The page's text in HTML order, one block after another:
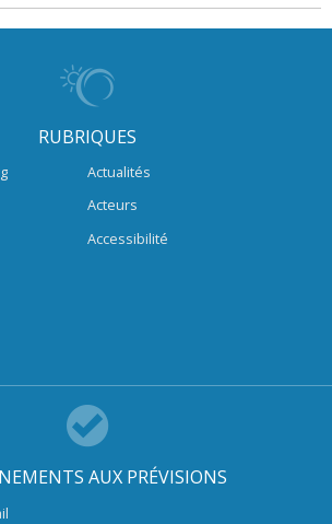
RUBRIQUES
Actualités
Acteurs
Accessibilité
AUX PRÉVISIONS